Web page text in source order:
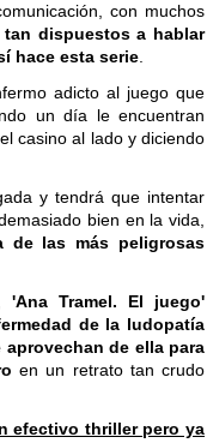
con muchos
dispuestos a hablar
hace esta serie
adicto al juego que
un día le encuentran
casino al lado y diciendo
y tendrá que intentar
bien en la vida,
de las más peligrosas
'Ana Tramel. El juego'
de la ludopatía
de ella para
en un retrato tan crudo
efectivo thriller pero ya